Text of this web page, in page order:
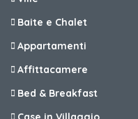
Baite e Chalet
Appartamenti
Affittacamere
Bed & Breakfast